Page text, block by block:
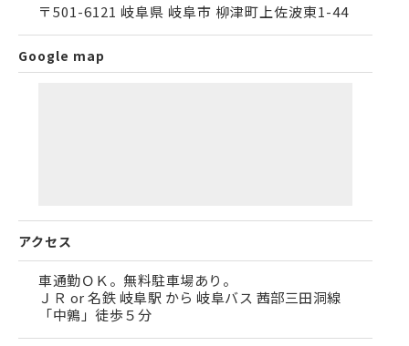
〒501-6121 岐阜県 岐阜市 柳津町上佐波東1-44
Google map
アクセス
車通勤ＯＫ。無料駐車場あり。
ＪＲ or 名鉄 岐阜駅 から 岐阜バス 茜部三田洞線
「中鶉」徒歩５分